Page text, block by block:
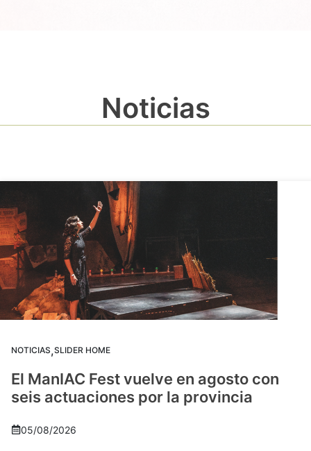
Noticias
NOTICIAS,SLIDER HOME
El ManIAC Fest vuelve en agosto con
seis actuaciones por la provincia
05/08/2026